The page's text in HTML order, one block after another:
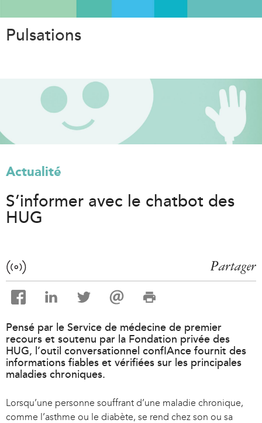
Pulsations
Actualité
S’informer avec le chatbot des
HUG
Partager
Pensé par le Service de médecine de premier
recours et soutenu par la Fondation privée des
HUG, l’outil conversationnel confIAnce fournit des
informations fiables et vérifiées sur les principales
maladies chroniques.
Lorsqu’une personne souffrant d’une maladie chronique,
comme l’asthme ou le diabète, se rend chez son ou sa